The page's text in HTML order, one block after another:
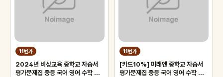
11번가
2024년 비상교육 중학교 자습서
평가문제집 중등 국어 영어 수학 사
11번가
[카드10%] 미래엔 중학교 자습서
평가문제집 중등 국어 영어 수학 과